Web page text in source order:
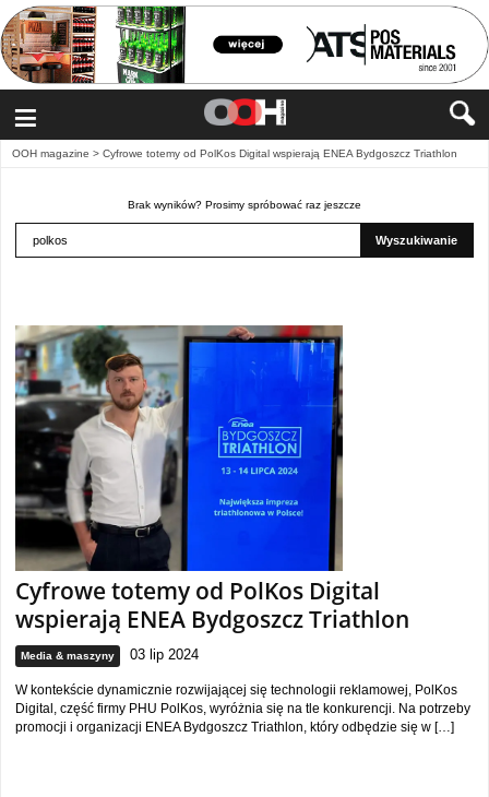
≡
OOH magazine > Cyfrowe totemy od PolKos Digital wspierają ENEA Bydgoszcz Triathlon
Brak wyników? Prosimy spróbować raz jeszcze
Wyszukiwanie
Cyfrowe totemy od PolKos Digital
wspierają ENEA Bydgoszcz Triathlon
Media & maszyny 03 lip 2024
W kontekście dynamicznie rozwijającej się technologii reklamowej, PolKos
Digital, część firmy PHU PolKos, wyróżnia się na tle konkurencji. Na potrzeby
promocji i organizacji ENEA Bydgoszcz Triathlon, który odbędzie się w […]